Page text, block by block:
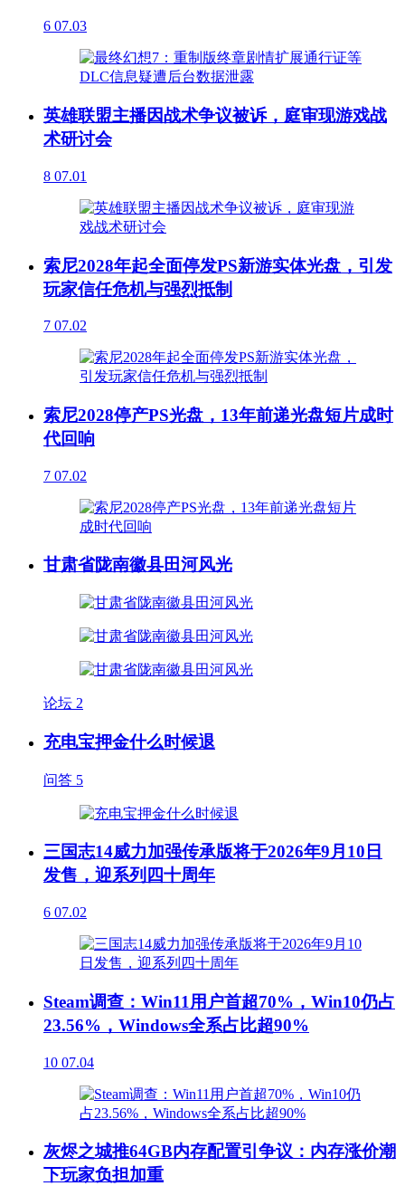
6 07.03
英雄联盟主播因战术争议被诉，庭审现游戏战
术研讨会
8 07.01
索尼2028年起全面停发PS新游实体光盘，引发
玩家信任危机与强烈抵制
7 07.02
索尼2028停产PS光盘，13年前递光盘短片成时
代回响
7 07.02
甘肃省陇南徽县田河风光
论坛 2
充电宝押金什么时候退
问答 5
三国志14威力加强传承版将于2026年9月10日
发售，迎系列四十周年
6 07.02
Steam调查：Win11用户首超70%，Win10仍占
23.56%，Windows全系占比超90%
10 07.04
灰烬之城推64GB内存配置引争议：内存涨价潮
下玩家负担加重